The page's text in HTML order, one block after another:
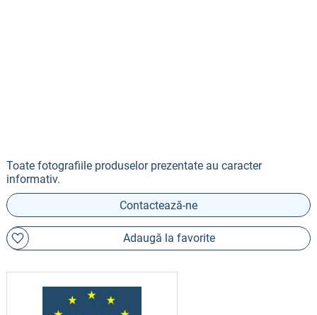
Toate fotografiile produselor prezentate au caracter
informativ.
Contactează-ne
Adaugă la favorite